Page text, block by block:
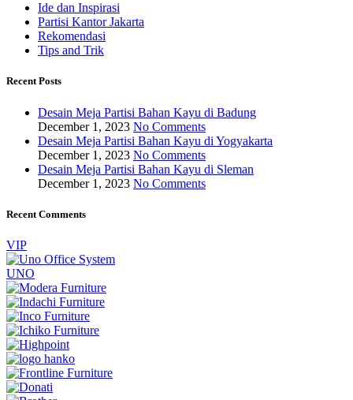
Ide dan Inspirasi
Partisi Kantor Jakarta
Rekomendasi
Tips and Trik
Recent Posts
Desain Meja Partisi Bahan Kayu di Badung
December 1, 2023 No Comments
Desain Meja Partisi Bahan Kayu di Yogyakarta
December 1, 2023 No Comments
Desain Meja Partisi Bahan Kayu di Sleman
December 1, 2023 No Comments
Recent Comments
VIP
UNO